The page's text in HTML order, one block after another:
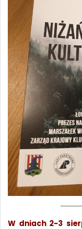
W dniach 2-3